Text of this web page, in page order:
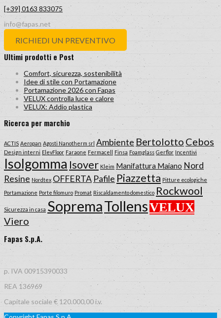
[+39] 0163 833075
info@fapas.net
RICHIEDI UN PREVENTIVO
Ultimi prodotti e Post
Comfort, sicurezza, sostenibilità
Idee di stile con Portamazione
Portamazione 2026 con Fapas
VELUX controlla luce e calore
VELUX: Addio plastica
Ricerca per marchio
ACTIS Aeropan Agosti Nanotherm srl Ambiente Bertolotto Cebos
Design interni ElevFloor Faraone Fermacell Finsa Foamglass Gerflor Incentivi
Isolgomma Isover Kleim Manifattura Maiano Nord
Resine Nordtex OFFERTA Pafile Piazzetta Pitture ecologiche
Portamazione Porte filomuro Promat Riscaldamento domestico Rockwool
Sicurezza in casa SopremaTollensVELUX
Viero
Fapas S.p.A.
p. IVA 00915390033
REA 136969
Capitale sociale € 120.000,00 i.v.